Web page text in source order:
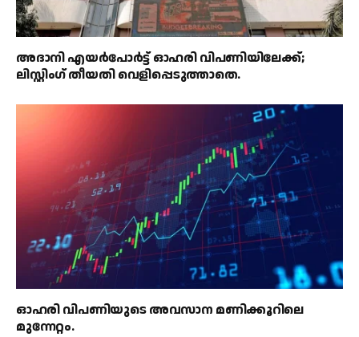
അദാനി എയർപോർട്ട് ഓഹരി വിപണിയിലേക്ക്;
ലിസ്റ്റിംഗ് തീയതി വെളിപ്പെടുത്താതെ.
ഓഹരി വിപണിയുടെ അവസാന മണിക്കൂറിലെ
മുന്നേറ്റം.